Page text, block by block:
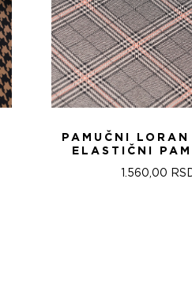
PAMUČNI
ELASTIČNI
1.560,00